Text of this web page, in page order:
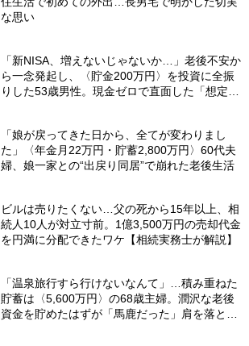
な思い
「新NISA、増えないじゃないか…」老後不安か
ら一念発起し、〈貯金200万円〉を投資に全振
りした53歳男性。現金ゼロで直面した「想定外
「娘が戻ってきた日から、全てが変わりまし
た」〈年金月22万円・貯蓄2,800万円〉60代夫
婦、娘一家との“出戻り同居”で崩れた老後生活
ビルは売りたくない…父の死から15年以上、相
続人10人が対立寸前。1億3,500万円の売却代金
を円満に分配できたワケ【相続実務士が解説】
「温泉旅行すら行けないなんて」…積み重ねた
貯蓄は〈5,600万円〉の68歳主婦。潤沢な老後
資金を貯めたはずが「馬鹿だった」肩を落とす